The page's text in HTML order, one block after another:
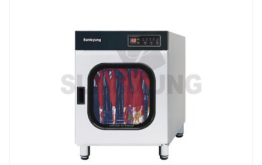
· UV수저디스펜서
· 장난감 소독기
· 군부대 소독기